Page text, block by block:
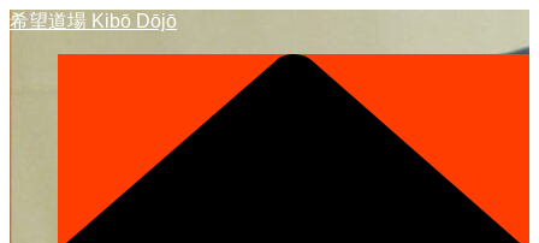
Hoppa
希望道場 Kibō Dōjō